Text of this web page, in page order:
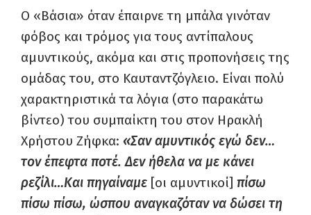
Ο «Βάσια» όταν έπαιρνε τη μπάλα γινόταν
φόβος και τρόμος για τους αντίπαλους
αμυντικούς, ακόμα και στις προπονήσεις της
ομάδας του, στο Καυταντζόγλειο. Είναι πολύ
χαρακτηριστικά τα λόγια (στο παρακάτω
βίντεο) του συμπαίκτη του στον Ηρακλή
Χρήστου Ζήφκα: «Σαν αμυντικός εγώ δεν…
τον έπεφτα ποτέ. Δεν ήθελα να με κάνει
ρεζίλι…Και πηγαίναμε [οι αμυντικοί] πίσω
πίσω πίσω, ώσπου αναγκαζόταν να δώσει τη